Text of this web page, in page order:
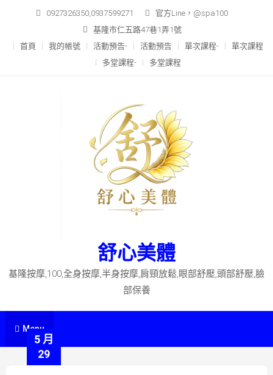
content
0927326350,0937599271
官方Line，@spa100
基隆市仁五路47巷1弄1號
首頁
我的帳號 活動預告- 活動預告 單次課程-
單次課程
多堂課程-
多堂課程
舒心美體
基隆按摩,100,全身按摩,半身按摩,肩頸放鬆,眼部舒壓,頭部舒壓,臉
部保養
Menu
5 月
29